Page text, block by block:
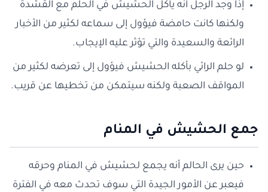
إذا وجد الرجل أنه يأكل الحشيش في الحلم مع القشدة
ولكنها كانت حامضة فيؤول إلى سماعه لكثير من الأخبار
الرائعة والسعيدة والتي تؤثر عليه الإيجاب.
لو حلم الرائي بأكله الحشيش فيؤول إلى تعرضه لكثير من
المواقف الصعبة ولكنه سيتمكن من تخطيها عن قريب.
جمع الحشيش في المنام
حين يرى الحالم أنه يجمع لحشيش في المنام وحرقه
فيعبر عن الأمور الجيدة التي سوف تحدث معه في الفترة